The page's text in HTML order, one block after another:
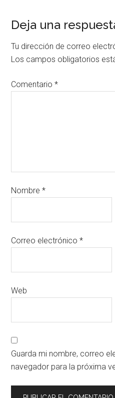
Deja una
Tu dirección de correo
Los campos obligatorios
Comentario*
Nombre*
Correo electrónico*
Web
Guarda mi nombre, correo
navegador para la próxima